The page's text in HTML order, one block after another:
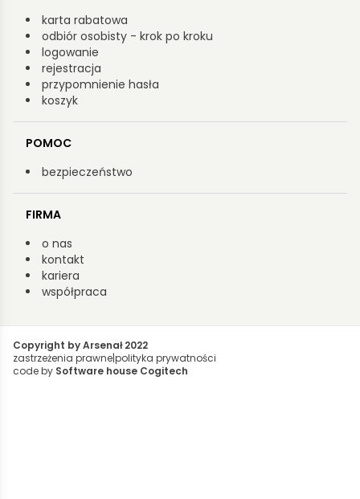
karta rabatowa
odbiór osobisty - krok po kroku
logowanie
rejestracja
przypomnienie hasła
koszyk
POMOC
bezpieczeństwo
FIRMA
o nas
kontakt
kariera
współpraca
Copyright by Arsenał 2022
zastrzeżenia prawne|polityka prywatności
code by Software house Cogitech